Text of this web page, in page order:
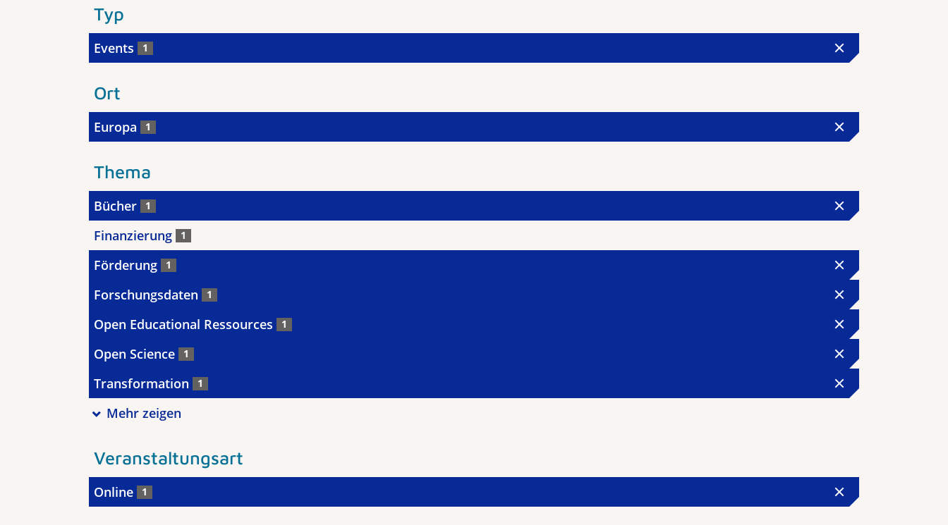
Typ
Events 1
Ort
Europa 1
Thema
Bücher 1
Finanzierung 1
Förderung 1
Forschungsdaten 1
Open Educational Ressources 1
Open Science 1
Transformation 1
Mehr zeigen
Veranstaltungsart
Online 1